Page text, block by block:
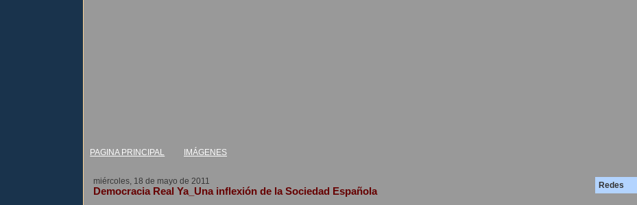
PAGINA PRINCIPAL IMÁGENES
miércoles, 18 de mayo de 2011
Democracia Real Ya_Una inflexión de la Sociedad Española Redes